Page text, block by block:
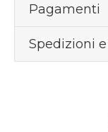
Pagamenti
Spedizioni e